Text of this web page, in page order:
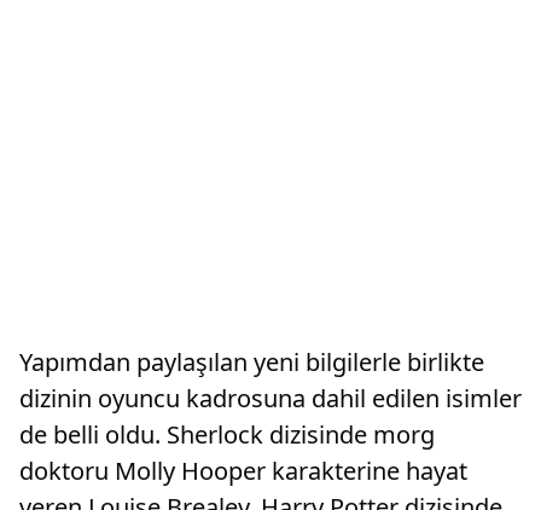
Yapımdan paylaşılan yeni bilgilerle birlikte
dizinin oyuncu kadrosuna dahil edilen isimler
de belli oldu. Sherlock dizisinde morg
doktoru Molly Hooper karakterine hayat